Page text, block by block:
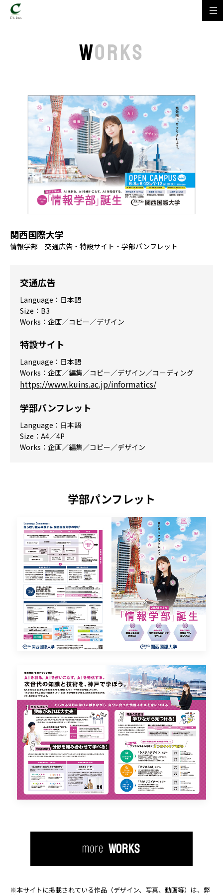
WORKS
関西国際大学
情報学部 交通広告・特設サイト・学部パンフレット
交通広告
Language：日本語
Size：B3
Works：企画／コピー／デザイン
特設サイト
Language：日本語
Works：企画／編集／コピー／デザイン／コーディング
https://www.kuins.ac.jp/informatics/
学部パンフレット
Language：日本語
Size：A4／4P
Works：企画／編集／コピー／デザイン
学部パンフレット
WORKS
※本サイトに掲載されている作品（デザイン、写真、動画等）は、 弊